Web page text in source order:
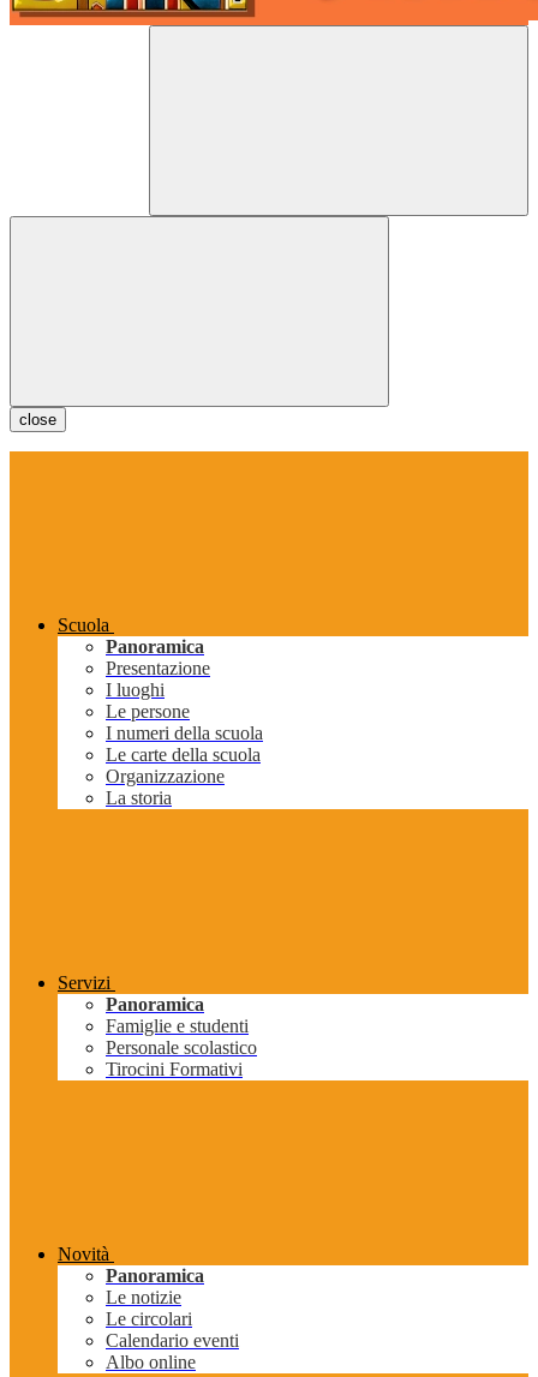
close
Scuola
Panoramica
Presentazione
I luoghi
Le persone
I numeri della scuola
Le carte della scuola
Organizzazione
La storia
Servizi
Panoramica
Famiglie e studenti
Personale scolastico
Tirocini Formativi
Novità
Panoramica
Le notizie
Le circolari
Calendario eventi
Albo online